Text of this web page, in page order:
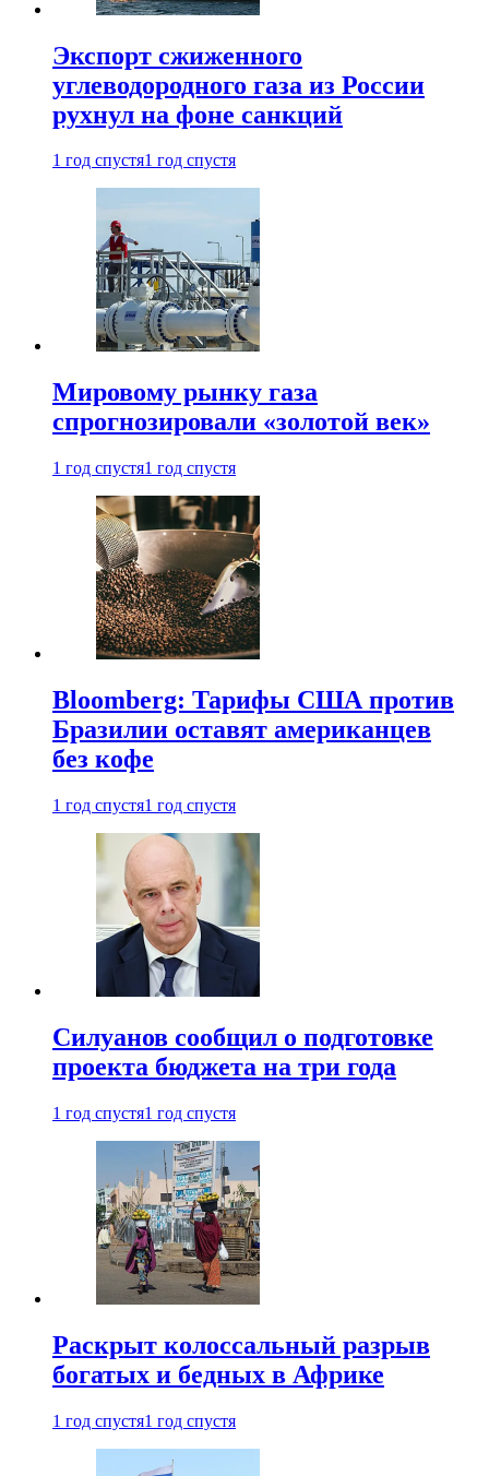
Экспорт сжиженного
углеводородного газа из России
рухнул на фоне санкций
1 год спустя1 год спустя
Мировому рынку газа
спрогнозировали «золотой век»
1 год спустя1 год спустя
Bloomberg: Тарифы США против
Бразилии оставят американцев
без кофе
1 год спустя1 год спустя
Силуанов сообщил о подготовке
проекта бюджета на три года
1 год спустя1 год спустя
Раскрыт колоссальный разрыв
богатых и бедных в Африке
1 год спустя1 год спустя